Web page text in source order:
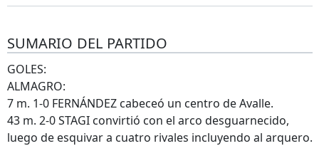
SUMARIO DEL PARTIDO
GOLES:
ALMAGRO:
7 m. 1-0 FERNÁNDEZ cabeceó un centro de Avalle.
43 m. 2-0 STAGI convirtió con el arco desguarnecido,
luego de esquivar a cuatro rivales incluyendo al arquero.